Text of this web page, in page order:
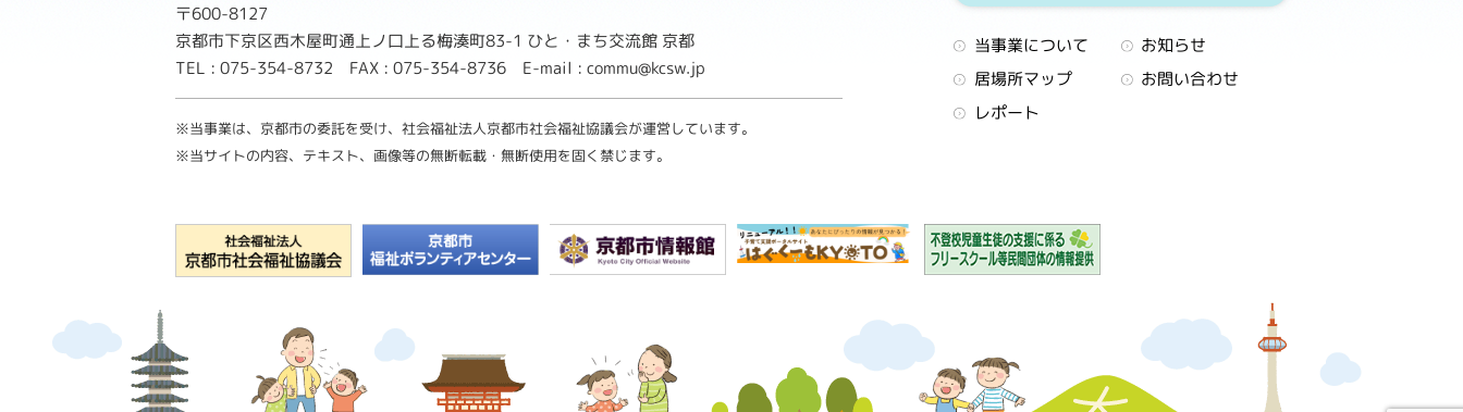
〒600-8127
京都市下京区西木屋町通上ノ口上る梅湊町83-1 ひと・まち交流館 京都
TEL : 075-354-8732 FAX : 075-354-8736 E-mail : commu@kcsw.jp
※当事業は、京都市の委託を受け、社会福祉法人京都市社会福祉協議会が運営しています。
※当サイトの内容、テキスト、画像等の無断転載・無断使用を固く禁じます。
当事業について
お知らせ
居場所マップ
お問い合わせ
レポート